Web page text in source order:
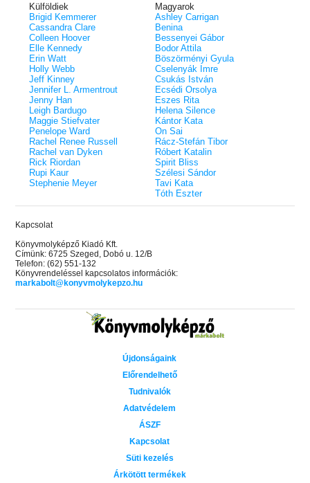
Külföldiek
Brigid Kemmerer
Cassandra Clare
Colleen Hoover
Elle Kennedy
Erin Watt
Holly Webb
Jeff Kinney
Jennifer L. Armentrout
Jenny Han
Leigh Bardugo
Maggie Stiefvater
Penelope Ward
Rachel Renee Russell
Rachel van Dyken
Rick Riordan
Rupi Kaur
Stephenie Meyer
Magyarok
Ashley Carrigan
Benina
Bessenyei Gábor
Bodor Attila
Böszörményi Gyula
Cselenyák Imre
Csukás István
Ecsédi Orsolya
Eszes Rita
Helena Silence
Kántor Kata
On Sai
Rácz-Stefán Tibor
Róbert Katalin
Spirit Bliss
Szélesi Sándor
Tavi Kata
Tóth Eszter
Kapcsolat
Könyvmolyképző Kiadó Kft.
Címünk: 6725 Szeged, Dobó u. 12/B
Telefon: (62) 551-132
Könyvrendeléssel kapcsolatos információk:
markabolt@konyvmolykepzo.hu
Újdonságaink
Előrendelhető
Tudnivalók
Adatvédelem
ÁSZF
Kapcsolat
Süti kezelés
Árkötött termékek